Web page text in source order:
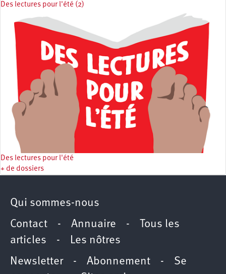
Des lectures pour l'été (2)
Des lectures pour l'été
+ de dossiers
Qui sommes-nous
Contact - Annuaire -
Tous les
articles - Les nôtres
Newsletter- Abonnement - Se